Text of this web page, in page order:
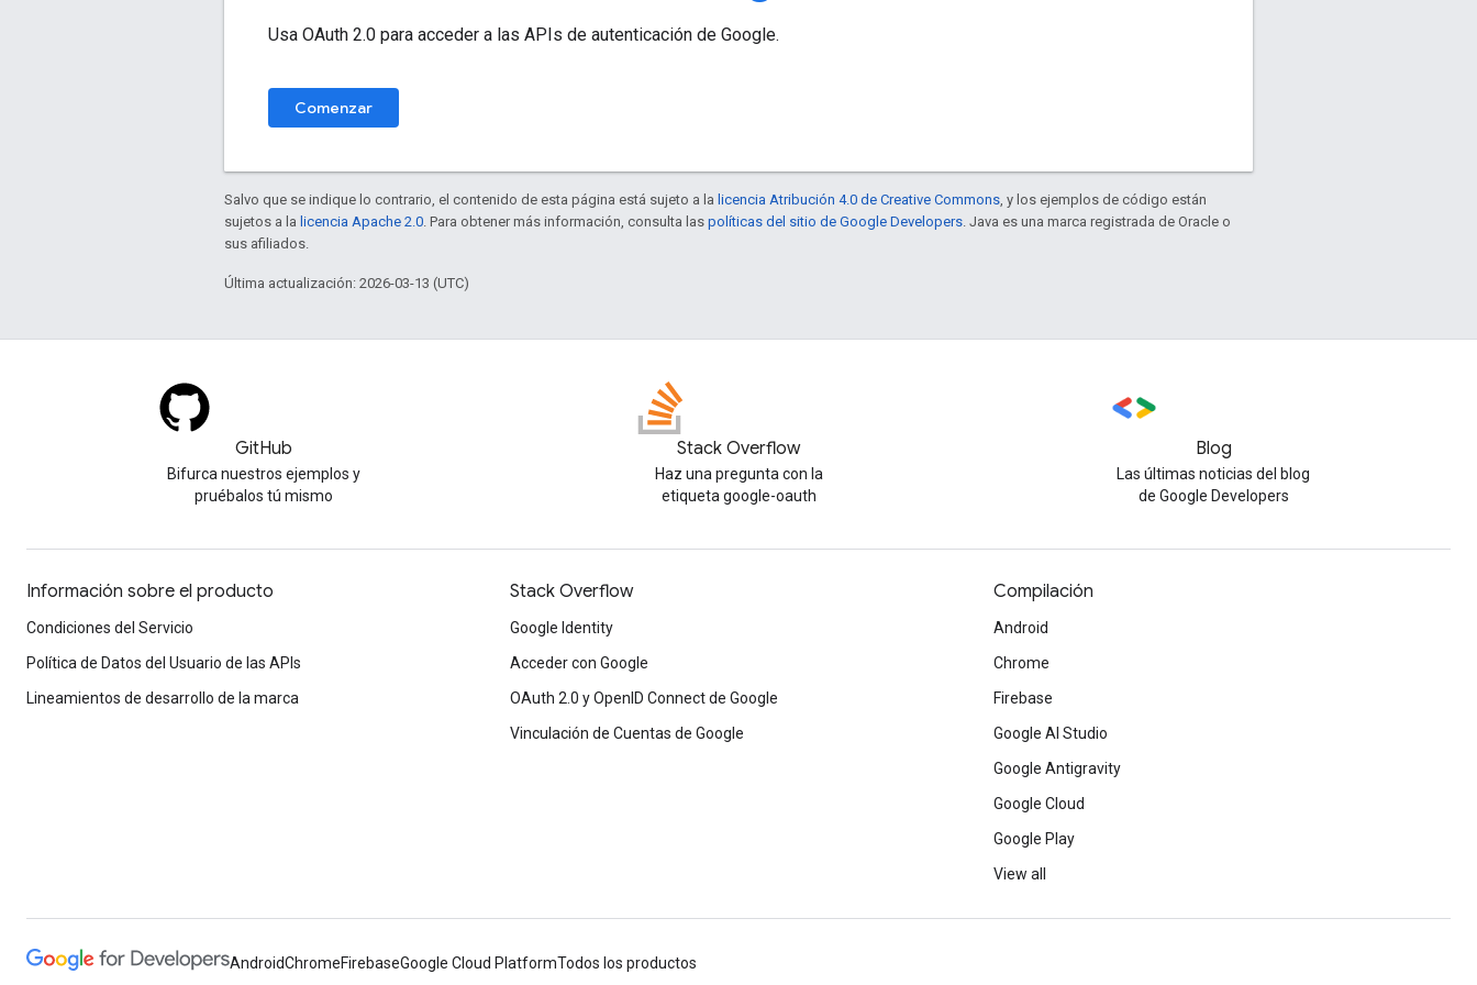
Usa OAuth 2.0 para acceder a las APIs de autenticación de Google.
Comenzar
Salvo que se indique lo contrario, el contenido de esta página está sujeto a la licencia Atribución 4.0 de Creative Commons, y los ejemplos de código están
sujetos a la licencia Apache 2.0. Para obtener más información, consulta las políticas del sitio de Google Developers. Java es una marca registrada de Oracle o
sus afiliados.
Última actualización: 2026-03-13 (UTC)
GitHub
Bifurca nuestros ejemplos y
pruébalos tú mismo
Stack Overflow
Haz una pregunta con la
etiqueta google-oauth
Blog
Las últimas noticias del blog
de Google Developers
Información sobre el producto
Condiciones del Servicio
Política de Datos del Usuario de las APIs
Lineamientos de desarrollo de la marca
Stack Overflow
Google Identity
Acceder con Google
OAuth 2.0 y OpenID Connect de Google
Vinculación de Cuentas de Google
Compilación
Android
Chrome
Firebase
Google AI Studio
Google Antigravity
Google Cloud
Google Play
View all
AndroidChromeFirebaseGoogle Cloud PlatformTodos los productos